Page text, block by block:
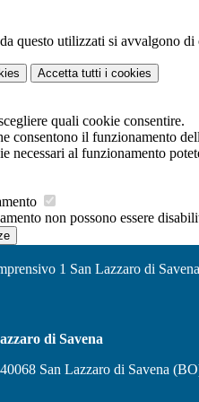
questo utilizzati si avvalgono
Accetta tutti i cookies
quali cookie consentire.
consentono il funzionamento
necessari al funzionamento
non possono essere
1 San Lazzaro di Savena
di Savena
San Lazzaro di Savena